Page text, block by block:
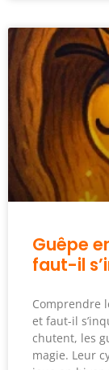
Guêpe
faut-il
Comprendre
et faut-il
chutent, les
magie. Leur